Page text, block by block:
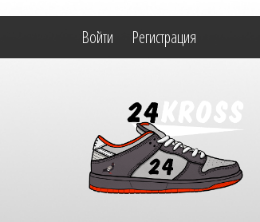
Войти Регистрация